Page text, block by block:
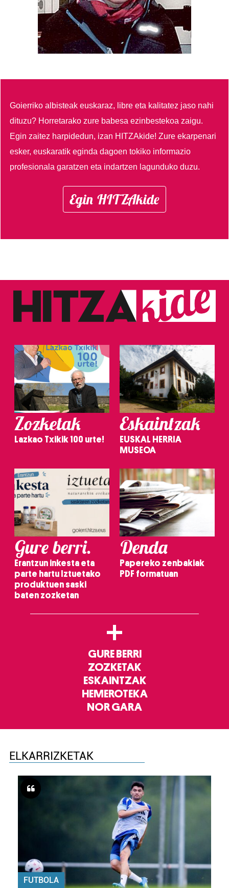
Goierriko albisteak euskaraz, libre eta kalitatez jaso nahi
dituzu? Horretarako zure babesa ezinbestekoa zaigu.
Egin zaitez harpidedun, izan HITZAkide!Zure ekarpenari
esker, euskaratik eginda dagoen tokiko informazio
profesionala garatzen eta indartzen lagunduko duzu.
Egin HITZAkide
Zozketak
Lazkao Txikik 100 urte!
Eskaintzak
EUSKAL HERRIA
MUSEOA
Gure berri.
Erantzun inkesta eta
parte hartu Iztuetako
produktuen saski
baten zozketan
Denda
Papereko zenbakiak
PDF formatuan
+
GURE BERRI
ZOZKETAK
ESKAINTZAK
HEMEROTEKA
NOR GARA
ELKARRIZKETAK
FUTBOLA